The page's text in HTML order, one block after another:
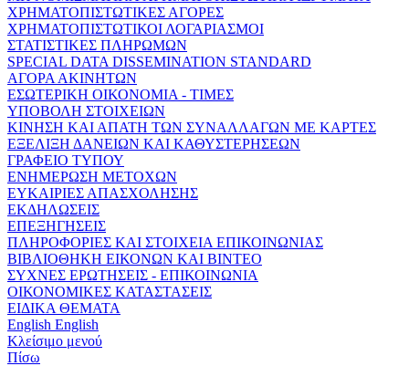
ΧΡΗΜΑΤΟΠΙΣΤΩΤΙΚΕΣ ΑΓΟΡΕΣ
ΧΡΗΜΑΤΟΠΙΣΤΩΤΙΚΟΙ ΛΟΓΑΡΙΑΣΜΟΙ
ΣΤΑΤΙΣΤΙΚΕΣ ΠΛΗΡΩΜΩΝ
SPECIAL DATA DISSEMINATION STANDARD
ΑΓΟΡΑ ΑΚΙΝΗΤΩΝ
ΕΣΩΤΕΡΙΚΗ ΟΙΚΟΝΟΜΙΑ - ΤΙΜΕΣ
ΥΠΟΒΟΛΗ ΣΤΟΙΧΕΙΩΝ
ΚΙΝΗΣΗ ΚΑΙ ΑΠΑΤΗ ΤΩΝ ΣΥΝΑΛΛΑΓΩΝ ΜΕ ΚΑΡΤΕΣ
ΕΞΕΛΙΞΗ ΔΑΝΕΙΩΝ ΚΑΙ ΚΑΘΥΣΤΕΡΗΣΕΩΝ
ΓΡΑΦΕΙΟ ΤΥΠΟΥ
ΕΝΗΜΕΡΩΣΗ ΜΕΤΟΧΩΝ
ΕΥΚΑΙΡΙΕΣ ΑΠΑΣΧΟΛΗΣΗΣ
ΕΚΔΗΛΩΣΕΙΣ
ΕΠΕΞΗΓΗΣΕΙΣ
ΠΛΗΡΟΦΟΡΙΕΣ ΚΑΙ ΣΤΟΙΧΕΙΑ ΕΠΙΚΟΙΝΩΝΙΑΣ
ΒΙΒΛΙΟΘΗΚΗ ΕΙΚΟΝΩΝ ΚΑΙ ΒΙΝΤΕΟ
ΣΥΧΝΕΣ ΕΡΩΤΗΣΕΙΣ - ΕΠΙΚΟΙΝΩΝΙΑ
ΟΙΚΟΝΟΜΙΚΕΣ ΚΑΤΑΣΤΑΣΕΙΣ
ΕΙΔΙΚΑ ΘΕΜΑΤΑ
English English
Κλείσιμο μενού
Πίσω